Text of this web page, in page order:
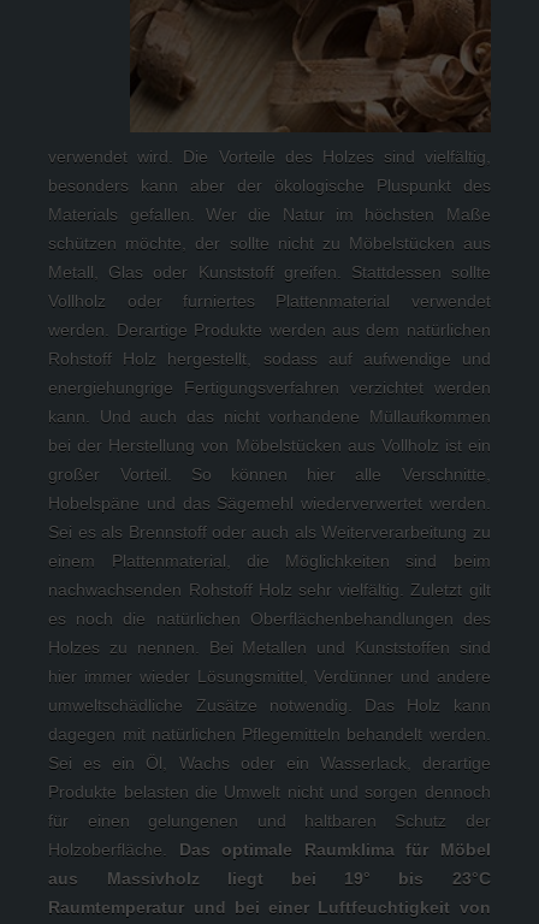
verwendet wird. Die Vorteile des Holzes sind vielfältig,
besonders kann aber der ökologische Pluspunkt des
Materials gefallen. Wer die Natur im höchsten Maße
schützen möchte, der sollte nicht zu Möbelstücken aus
Metall, Glas oder Kunststoff greifen. Stattdessen sollte
Vollholz oder furniertes Plattenmaterial verwendet
werden. Derartige Produkte werden aus dem natürlichen
Rohstoff Holz hergestellt, sodass auf aufwendige und
energiehungrige Fertigungsverfahren verzichtet werden
kann. Und auch das nicht vorhandene Müllaufkommen
bei der Herstellung von Möbelstücken aus Vollholz ist ein
großer Vorteil. So können hier alle Verschnitte,
Hobelspäne und das Sägemehl wiederverwertet werden.
Sei es als Brennstoff oder auch als Weiterverarbeitung zu
einem Plattenmaterial, die Möglichkeiten sind beim
nachwachsenden Rohstoff Holz sehr vielfältig. Zuletzt gilt
es noch die natürlichen Oberflächenbehandlungen des
Holzes zu nennen. Bei Metallen und Kunststoffen sind
hier immer wieder Lösungsmittel, Verdünner und andere
umweltschädliche Zusätze notwendig. Das Holz kann
dagegen mit natürlichen Pflegemitteln behandelt werden.
Sei es ein Öl, Wachs oder ein Wasserlack, derartige
Produkte belasten die Umwelt nicht und sorgen dennoch
für einen gelungenen und haltbaren Schutz der
Holzoberfläche. Das optimale Raumklima für Möbel
aus Massivholz liegt bei 19° bis 23°C
Raumtemperatur und bei einer Luftfeuchtigkeit von